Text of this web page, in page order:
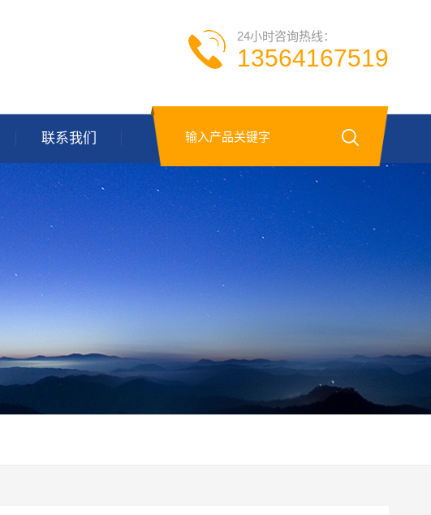
24小时咨询热线：
13564167519
联系我们